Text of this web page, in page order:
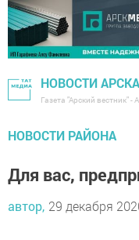
НОВОСТИ АРСКА
Газета "Арский вестник" -
НОВОСТИ РАЙОНА
Для вас,
автор, 29 декабря